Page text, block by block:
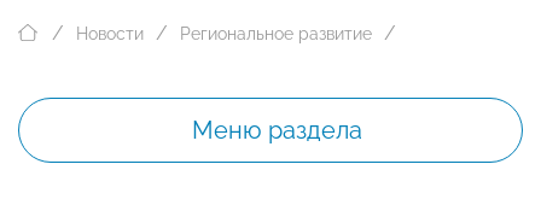
Новости Региональное развитие
Меню раздела